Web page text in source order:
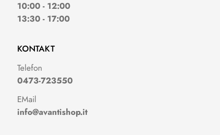
10:00 - 12:00
13:30 - 17:00
KONTAKT
Telefon
0473-723550
EMail
info@avantishop.it